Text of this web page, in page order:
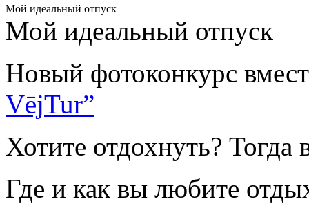
Мой идеальный отпуск
Мой идеальный отпуск
Новый фотоконкурс
VējTur”
Хотите отдохнуть? Тогда
Где и как вы любите